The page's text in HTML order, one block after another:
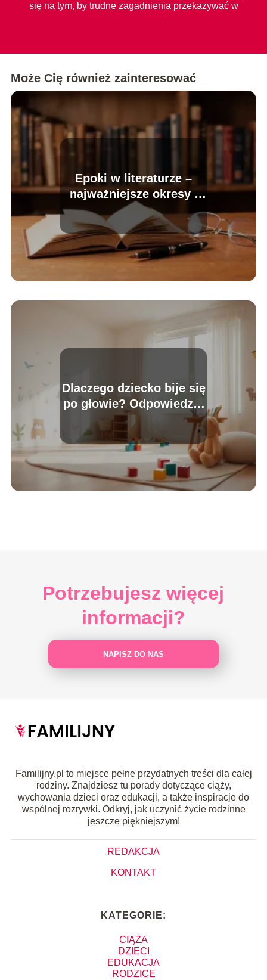
się na tym, by trudne zagadnienia przekazywać w
Może Cię również zainteresować
Epoki w literaturze –
najważniejsze okresy i
ich cechy
Dlaczego dziecko bije się
po głowie? Odpowiedzi i
porady
Potrzebujesz więcej
informacji?
NAPISZ DO NAS
Familijny.pl to miejsce pełne przydatnych treści dla całej
rodziny. Znajdziesz tu porady dotyczące ciąży,
wychowania dzieci oraz edukacji, a także inspiracje do
wspólnej rozrywki. Odkryj, jak uczynić życie rodzinne
jeszcze piękniejszym!
REDAKCJA
KONTAKT
KATEGORIE:
CIĄŻA
DZIECI
EDUKACJA
RODZICE